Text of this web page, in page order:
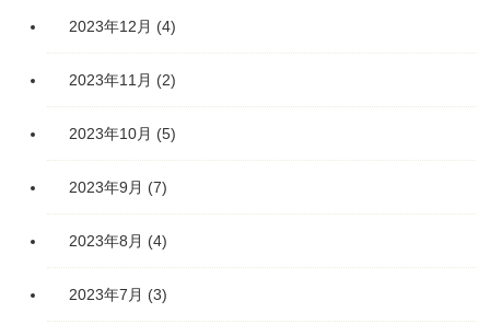
2023年12月 (4)
2023年11月 (2)
2023年10月 (5)
2023年9月 (7)
2023年8月 (4)
2023年7月 (3)